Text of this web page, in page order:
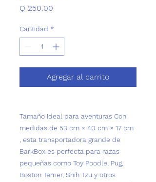
Q 250.00
Cantidad *
Agregar al carrito
Tamaño ideal para aventuras Con
medidas de 53 cm × 40 cm × 17 cm
, esta transportadora grande de
BarkBox es perfecta para razas
pequeñas como Toy Poodle, Pug,
Boston Terrier, Shih Tzu y otros